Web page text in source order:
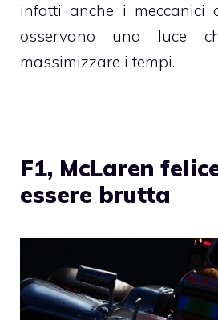
infatti anche i meccanici
osservano una luce
massimizzare i tempi.
F1, McLaren
essere brutta